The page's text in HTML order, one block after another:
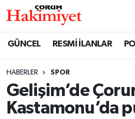
GÜNCEL RESMİ İLANLAR
HABERLER SPOR
Gelişim’de
Kastamonu’da
SAĞLIK
ASAYİŞ
Nöbetçi Eczaneler
Çorum Namaz Vakitleri
Trafik Durumu